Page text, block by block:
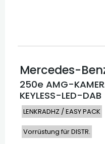
Mercedes-
250e AMG-
KEYLESS-LED-DAB
LENKRADHZ / EASY PACK
Vorrüstung für DISTR.